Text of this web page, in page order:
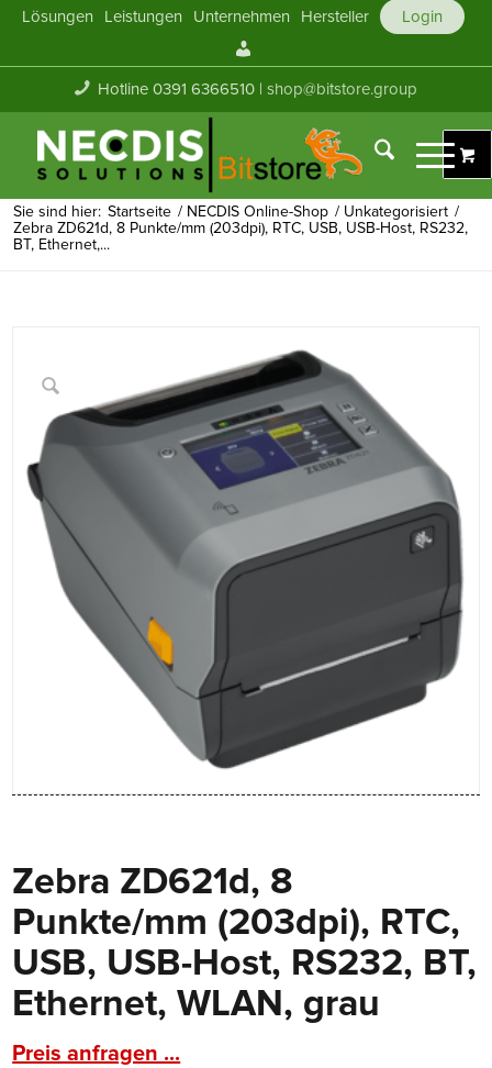
Lösungen Leistungen Unternehmen Hersteller
Login
Konto
Hotline 0391 6366510 |shop@bitstore.group
Sie sind hier: Startseite / NECDIS Online-Shop / Unkategorisiert /
Zebra ZD621d, 8 Punkte/mm (203dpi), RTC, USB, USB-Host, RS232,
BT, Ethernet,...
Zebra ZD621d, 8
Punkte/mm (203dpi), RTC,
USB, USB-Host, RS232, BT,
Ethernet, WLAN, grau
Preis anfragen ...